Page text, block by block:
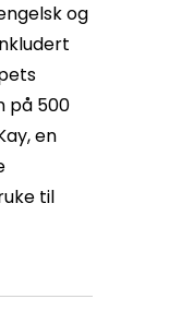
og
på 500
en
til